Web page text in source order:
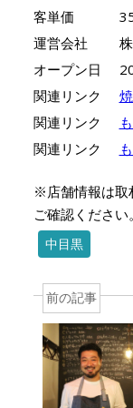
客単価
運営会社
オープン日
関連リンク
関連リンク
関連リンク
※店舗情報は取
ご確認ください。
中目黒
前の記事